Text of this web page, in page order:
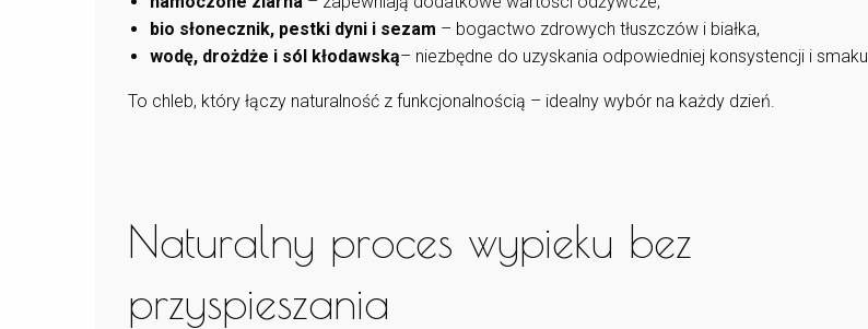
bio słonecznik, pestki dyni i sezam – bogactwo zdrowych tłuszczów i białka,
wodę, drożdże i sól kłodawską– niezbędne do uzyskania odpowiedniej konsystencji i smaku.
To chleb, który łączy naturalność z funkcjonalnością – idealny wybór na każdy dzień.
Naturalny proces wypieku bez
przyspieszania